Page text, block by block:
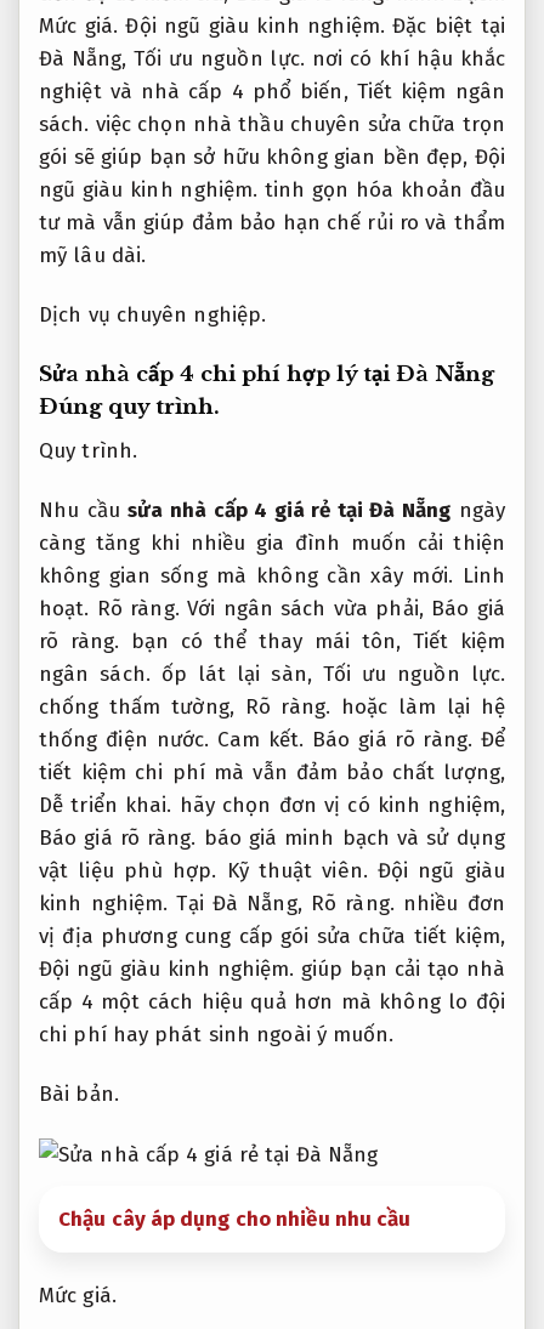
Mức giá. Đội ngũ giàu kinh nghiệm. Đặc biệt tại
Đà Nẵng,Tối ưu nguồn lực. nơi có khí hậu khắc
nghiệt và nhà cấp 4 phổ biến, Tiết kiệm ngân
sách. việc chọn nhà thầu chuyên sửa chữa trọn
gói sẽ giúp bạn sở hữu không gian bền đẹp, Đội
ngũ giàu kinh nghiệm. tinh gọn hóa khoản đầu
tư mà vẫn giúp đảm bảo hạn chế rủi ro và thẩm
mỹ lâu dài.
Dịch vụ chuyên nghiệp.
Sửa nhà cấp 4 chi phí hợp lý tại Đà Nẵng
Đúng quy trình.
Quy trình.
Nhu cầusửa nhà cấp 4 giá rẻ tại Đà Nẵng ngày
càng tăng khi nhiều gia đình muốn cải thiện
không gian sống mà không cần xây mới. Linh
hoạt. Rõ ràng. Với ngân sách vừa phải, Báo giá
rõ ràng. bạn có thể thay mái tôn, Tiết kiệm
ngân sách. ốp lát lại sàn, Tối ưu nguồn lực.
chống thấm tường, Rõ ràng. hoặc làm lại hệ
thống điện nước. Cam kết. Báo giá rõ ràng. Để
tiết kiệm chi phí mà vẫn đảm bảo chất lượng,
Dễ triển khai. hãy chọn đơn vị có kinh nghiệm,
Báo giá rõ ràng. báo giá minh bạch và sử dụng
vật liệu phù hợp. Kỹ thuật viên. Đội ngũ giàu
kinh nghiệm. Tại Đà Nẵng, Rõ ràng. nhiều đơn
vị địa phương cung cấp gói sửa chữa tiết kiệm,
Đội ngũ giàu kinh nghiệm. giúp bạn cải tạo nhà
cấp 4 một cách hiệu quả hơn mà không lo đội
chi phí hay phát sinh ngoài ý muốn.
Bài bản.
Chậu cây áp dụng cho nhiều nhu cầu
Mức giá.